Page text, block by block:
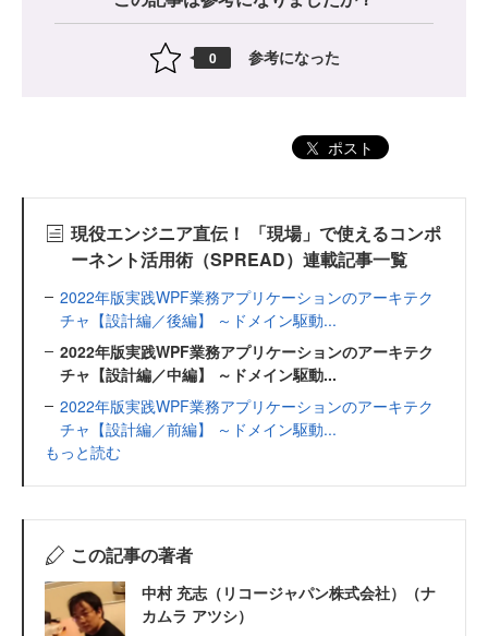
0 参考になった
ポスト
現役エンジニア直伝！ 「現場」で使えるコンポ
ーネント活用術（SPREAD）連載記事一覧
2022年版実践WPF業務アプリケーションのアーキテク
チャ【設計編／後編】 ～ドメイン駆動...
2022年版実践WPF業務アプリケーションのアーキテク
チャ【設計編／中編】 ～ドメイン駆動...
2022年版実践WPF業務アプリケーションのアーキテク
チャ【設計編／前編】 ～ドメイン駆動...
もっと読む
この記事の著者
中村 充志（リコージャパン株式会社）（ナ
カムラ アツシ）